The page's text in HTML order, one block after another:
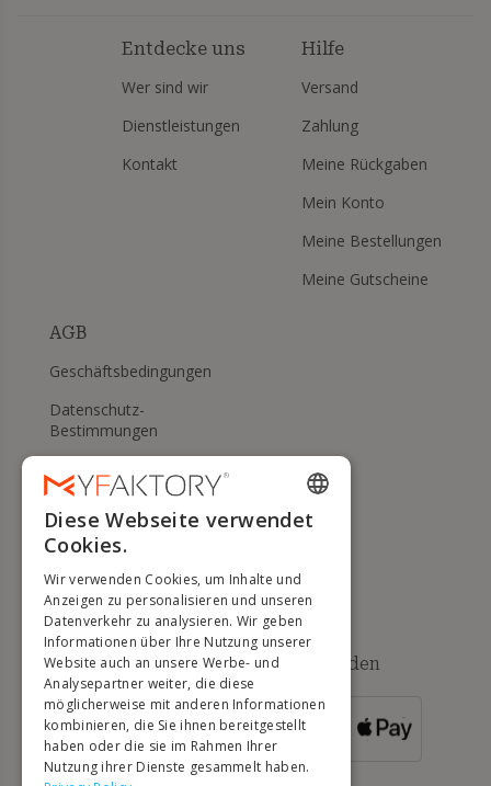
Entdecke uns
Wer sind wir
Dienstleistungen
Kontakt
Hilfe
Versand
Zahlung
Meine Rückgaben
Mein Konto
Meine Bestellungen
Meine Gutscheine
AGB
Geschäftsbedingungen
Datenschutz-
Bestimmungen
Meine Cookies verwalten
RÜCKGABERECHT
Verfügbare Zahlungsmethoden
FÜR
BESTELLUNGEN
ÜBER 500 €
ENGLISH
DUTCH
GERMAN
PORTUGUESE
SPANISH
Diese Webseite verwendet
Cookies.
Wir verwenden Cookies, um Inhalte und
Anzeigen zu personalisieren und unseren
Datenverkehr zu analysieren. Wir geben
Informationen über Ihre Nutzung unserer
Website auch an unsere Werbe- und
Analysepartner weiter, die diese
möglicherweise mit anderen Informationen
kombinieren, die Sie ihnen bereitgestellt
haben oder die sie im Rahmen Ihrer
Nutzung ihrer Dienste gesammelt haben.